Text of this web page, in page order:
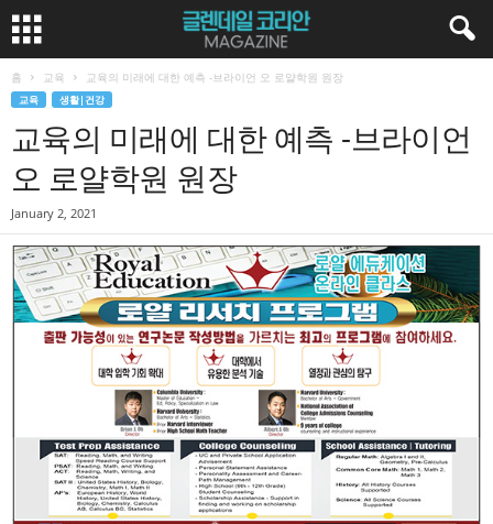
홈 교육 교육의 미래에 대한 예측 -브라이언 오 로얄학원 원장
교육 생활|건강
교육의 미래에 대한 예측 -브라이언
오 로얄학원 원장
January 2, 2021